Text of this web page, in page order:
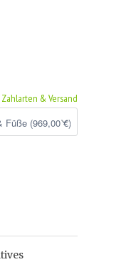
Zahlarten & Versand